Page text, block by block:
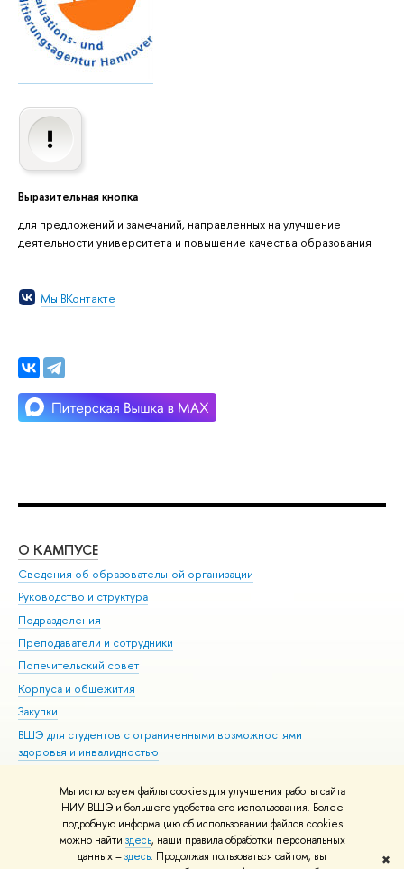
Мы используем файлы cookies для улучшения работы сайта
НИУ ВШЭ и большего удобства его использования. Более
подробную информацию об использовании файлов cookies
можно найти здесь, наши правила обработки персональных
данных –здесь. Продолжая пользоваться сайтом, вы
✖
Выразительная кнопка
для предложений и замечаний, направленных на улучшение
деятельности университета и повышение качества образования
Мы ВКонтакте
О КАМПУСЕ
Сведения об образовательной организации
Руководство и структура
Подразделения
Преподаватели и сотрудники
Попечительский совет
Корпуса и общежития
Закупки
ВШЭ для студентов с ограниченными возможностями
здоровья и инвалидностью
Единая платежная страница